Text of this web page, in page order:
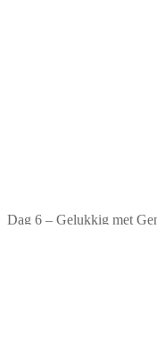
Dag 6 – Gelukkig met